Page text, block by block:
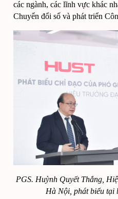
các ngành, các lĩnh vực khác
Chuyển đổi số và phát triển
PGS. Huỳnh Quyết Thắng, Hi
Hà Nội, phát biểu tại